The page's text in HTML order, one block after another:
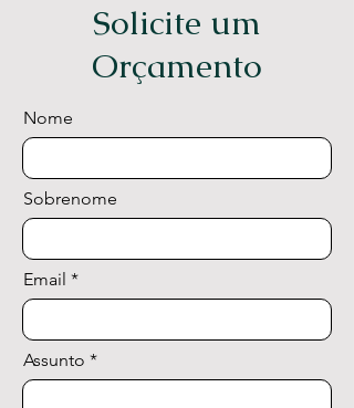
Solicite um
Orçamento
Nome
Sobrenome
Email
Assunto